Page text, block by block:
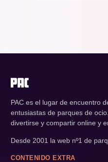
PAC es el lugar de encuentro
entusiastas de parques de
divertirse y compartir online y
Desde 2001 la web nº1 de
CONTENIDO EXTRA